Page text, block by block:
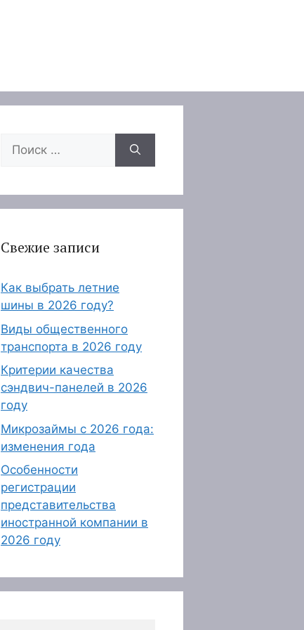
Поиск:
Свежие записи
Как выбрать летние
шины в 2026 году?
Виды общественного
транспорта в 2026 году
Критерии качества
сэндвич-панелей в 2026
году
Микрозаймы с 2026 года:
изменения года
Особенности
регистрации
представительства
иностранной компании в
2026 году